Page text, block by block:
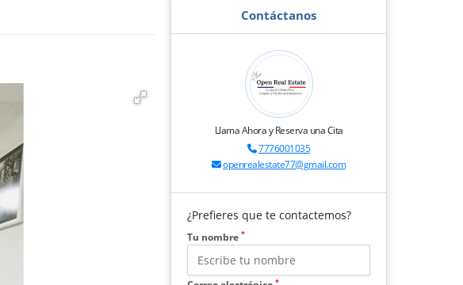
Contáctanos
Llama Ahora y Reserva una Cita
7776001035
openrealestate77@gmail.com
¿Prefieres que te contactemos?
Tu nombre *
*